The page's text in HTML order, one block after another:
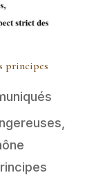
principes